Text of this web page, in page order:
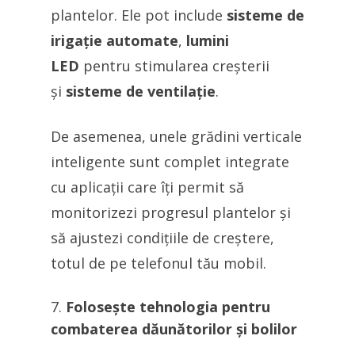
plantelor. Ele pot include sisteme de
irigație automate, lumini
LED pentru stimularea creșterii
și sisteme de ventilație.
De asemenea, unele grădini verticale
inteligente sunt complet integrate
cu aplicații care îți permit să
monitorizezi progresul plantelor și
să ajustezi condițiile de creștere,
totul de pe telefonul tău mobil.
Folosește tehnologia pentru
combaterea dăunătorilor și bolilor